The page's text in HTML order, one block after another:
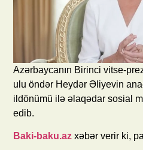
Azərbaycanın Birinci vitse-
ulu öndər Heydər Əliyevin
ildönümü ilə əlaqədar sosial
edib.
Baki-baku.az xəbər verir ki,